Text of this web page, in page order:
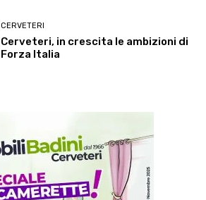
CERVETERI
Cerveteri, in crescita le ambizioni di
Forza Italia